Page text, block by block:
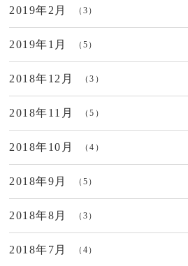
2019年2月 （3）
2019年1月 （5）
2018年12月 （3）
2018年11月 （5）
2018年10月 （4）
2018年9月 （5）
2018年8月 （3）
2018年7月 （4）